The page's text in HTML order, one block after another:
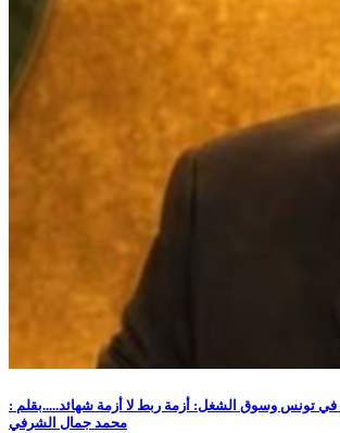
في تونس وسوق الشغل: أزمة ربط لا أزمة شهائد.....بقلم :
محمد جمال الشرفي